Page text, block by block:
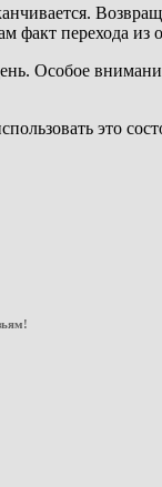
факт перехода из
Особое
это